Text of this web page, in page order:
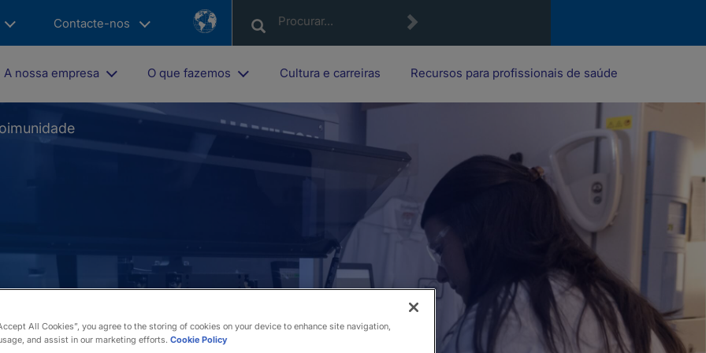
Contacte-nos
Country
A nossa empresa O que fazemos Cultura e carreiras Recursos para profissionais de saúde
All Cookies”, you agree to the storing of cookies on your device to enhance site navigation,
and assist in our marketing efforts.Cookie Policy